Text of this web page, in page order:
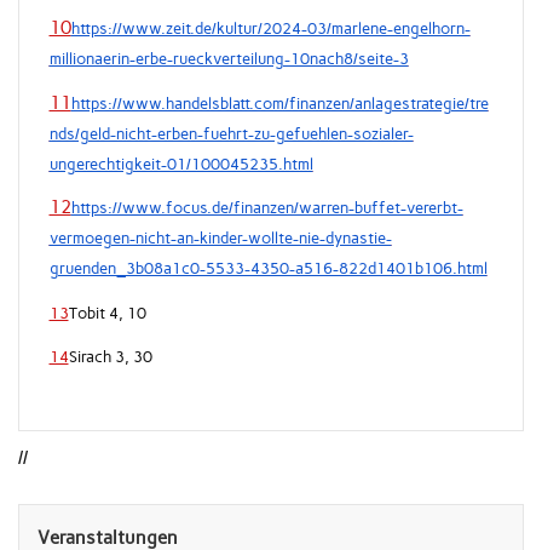
10https://www.zeit.de/kultur/2024-03/marlene-engelhorn-
millionaerin-erbe-rueckverteilung-10nach8/seite-3
11 https://www.handelsblatt.com/finanzen/anlagestrategie/tre
nds/geld-nicht-erben-fuehrt-zu-gefuehlen-sozialer-
ungerechtigkeit-01/100045235.html
12 https://www.focus.de/finanzen/warren-buffet-vererbt-
vermoegen-nicht-an-kinder-wollte-nie-dynastie-
gruenden_3b08a1c0-5533-4350-a516-822d1401b106.html
13Tobit 4, 10
14Sirach 3, 30
//
Veranstaltungen